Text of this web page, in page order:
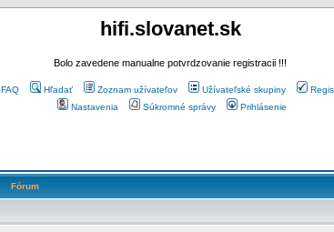
hifi.slovanet.sk
Bolo zavedene manualne potvrdzovanie registracii !!!
FAQ Hľadať Zoznam užívateľov Užívateľské skupiny
Nastavenia
Súkromné správy Prihlásenie
Fórum